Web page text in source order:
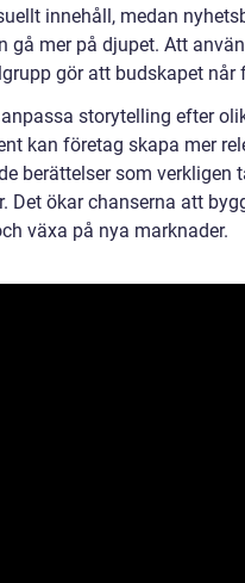
innehåll, medan
gå mer på djupet. Att
gör att budskapet når
storytelling efter
kan företag skapa mer
berättelser som verkligen
Det ökar chanserna att
växa på nya marknader.